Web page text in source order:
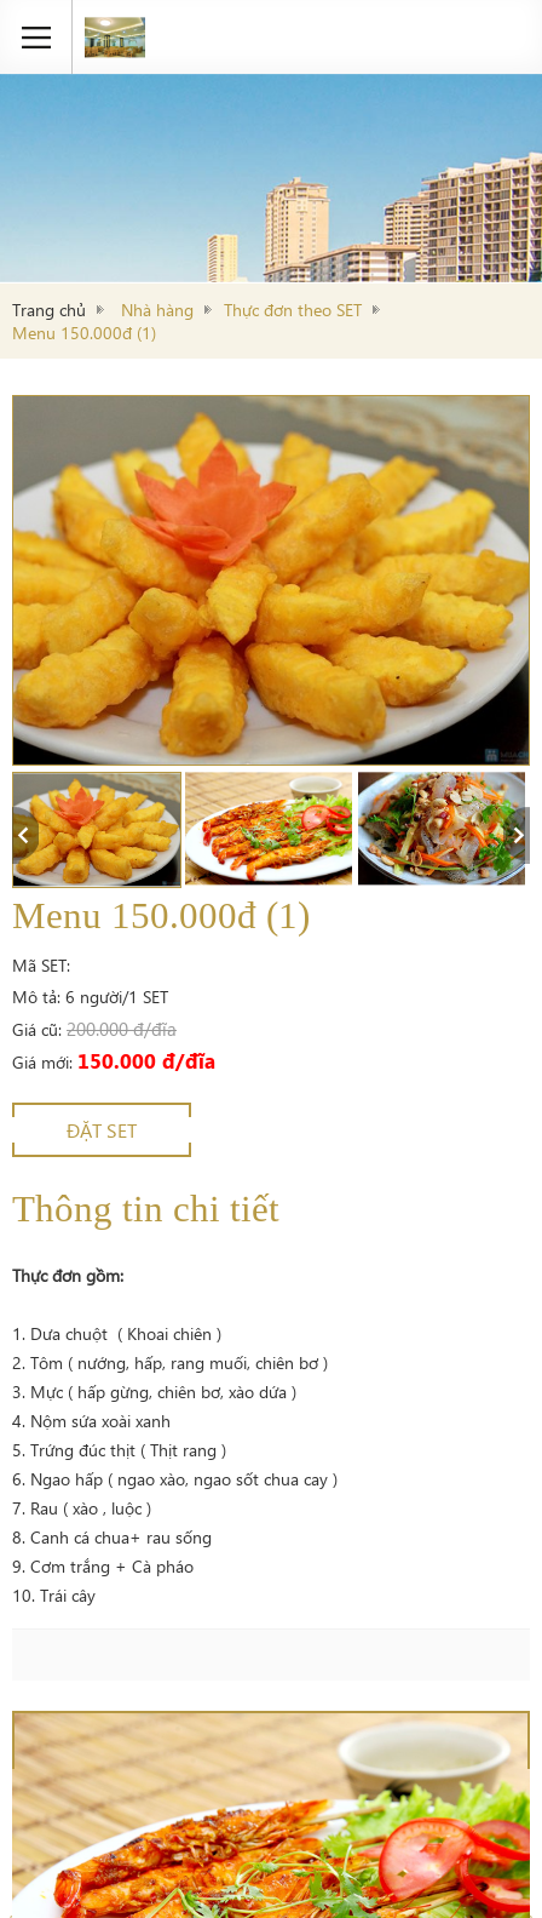
Trang chủ Nhà hàng
Thực đơn theo SET
Menu 150.000đ (1)
Menu 150.000đ (1)
Mã SET:
Mô tả: 6 người/1 SET
Giá cũ: 200.000 đ/đĩa
Giá mới: 150.000 đ/đĩa
ĐẶT SET
Thông tin chi tiết
Thực đơn gồm:
1. Dưa chuột ( Khoai chiên )
2. Tôm ( nướng, hấp, rang muối, chiên bơ )
3. Mực ( hấp gừng, chiên bơ, xào dứa )
4. Nộm sứa xoài xanh
5. Trứng đúc thịt ( Thịt rang )
6. Ngao hấp ( ngao xào, ngao sốt chua cay )
7. Rau ( xào , luộc )
8. Canh cá chua+ rau sống
9. Cơm trắng + Cà pháo
10. Trái cây